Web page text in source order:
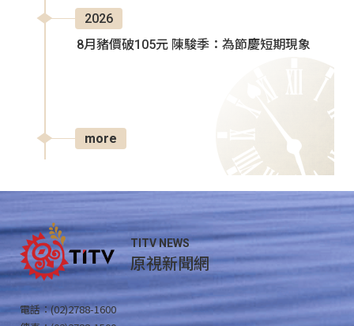
2026
8月豬價破105元 陳駿季：為節慶短期現象
more
TITV NEWS
原視新聞網
電話：(02)2788-1600